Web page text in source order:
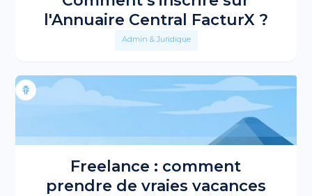
l'Annuaire Central FacturX ?
Admin & Juridique
Freelance : comment
prendre de vraies vacances